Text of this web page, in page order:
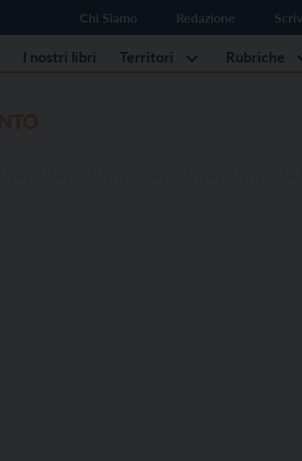
Chi Siamo Redazione
I nostri libri Territori Rubriche